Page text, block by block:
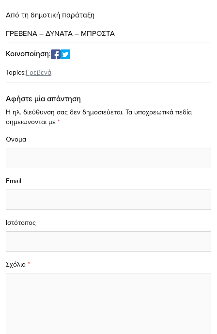
Από τη δημοτική παράταξη
ΓΡΕΒΕΝΑ – ΔΥΝΑΤΑ – ΜΠΡΟΣΤΑ
Κοινοποίηση:
Topics:Γρεβενά
Αφήστε μία απάντηση
Η ηλ. διεύθυνση σας δεν δημοσιεύεται. Τα υποχρεωτικά πεδία
σημειώνονται με *
Σχόλιο *
Όνομα
Email
Ιστότοπος